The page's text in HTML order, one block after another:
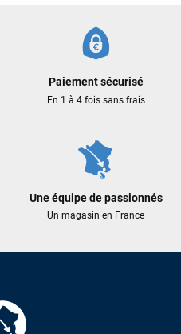
Paiement sécurisé
En 1 à 4 fois sans frais
Une équipe de passionnés
Un magasin en France
il y a un mois
à remplacer ma board eux
en plus super sympas. Merci
!
il y a 3 mois
Tahiti. Super service.
LES AVIS